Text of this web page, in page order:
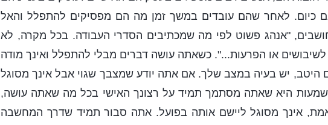
כיום. לאחר שהם עובדים במשך זמן מה הם מפסיקים להתפלל והאל
"אנהג פשוט לפי מה שמכתיבים הסדרי העבודה. בכל מקרה, לא
או הפרעות...". כשאתה עושה דברים מבלי להתפלל ואינך מודה
היטב, יש בעיה במצב שלך. אם אתה יודע שמצבך שגוי אבל אינך מסוגל
היא שאתה מסתמך תמיד על רצונך האישי בכל מה שאתה עושה,
אינך מסוגל ליישם אותה בפועל. אתה סבור תמיד שדרך המחשבה